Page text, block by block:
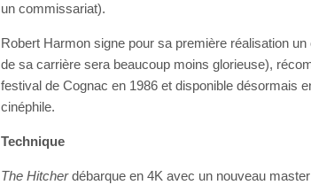
un commissariat).
Robert Harmon signe pour sa première réalisation
de sa carrière sera beaucoup moins glorieuse),
festival de Cognac en 1986 et disponible désormais
cinéphile.
Technique
The Hitcherdébarque en 4K avec un nouveau